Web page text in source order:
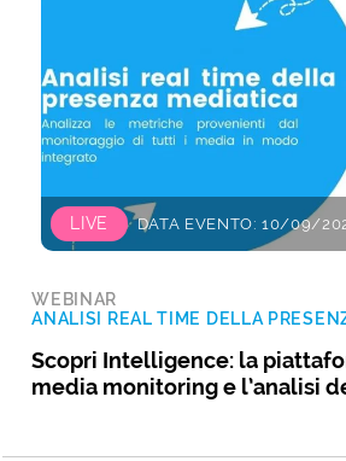
LIVE DATA EVENTO: 10/09/
WEBINAR
ANALISI REAL TIME DELLA
Scopri Intelligence: la
media monitoring e l’analisi